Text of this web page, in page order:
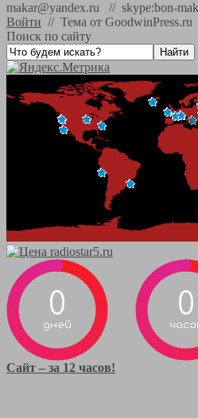
makar@yandex.ru // skype:bon-
Войти // Тема от GoodwinPress.ru
Поиск по сайту
0
дней
0
Сайт – за 12 часов!